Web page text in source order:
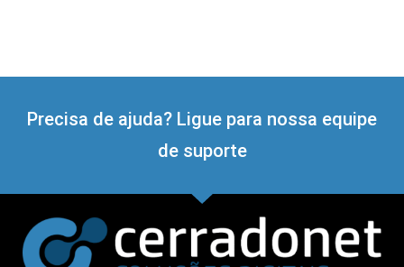
Precisa de ajuda? Ligue para nossa equipe
de suporte